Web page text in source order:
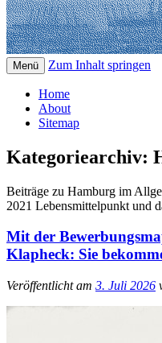
Menü Zum Inhalt springen
Home
About
Sitemap
Kategoriearchiv:
Beiträge zu Hamburg im
2021 Lebensmittelpunkt und
Mit der
Klapheck: Sie
Veröffentlicht am 3. Juli 2026